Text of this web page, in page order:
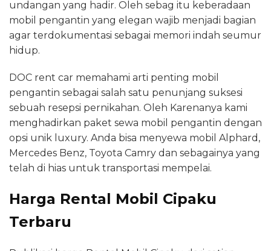
undangan yang hadir. Oleh sebag itu keberadaan
mobil pengantin yang elegan wajib menjadi bagian
agar terdokumentasi sebagai memori indah seumur
hidup.
DOC rent car memahami arti penting mobil
pengantin sebagai salah satu penunjang suksesi
sebuah resepsi pernikahan. Oleh Karenanya kami
menghadirkan paket sewa mobil pengantin dengan
opsi unik luxury. Anda bisa menyewa mobil Alphard,
Mercedes Benz, Toyota Camry dan sebagainya yang
telah di hias untuk transportasi mempelai.
Harga Rental Mobil Cipaku
Terbaru